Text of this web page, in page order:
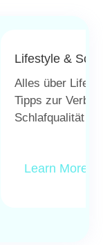
Lifestyle &
Alles über
Tipps zur
Schlafqualität
Learn More